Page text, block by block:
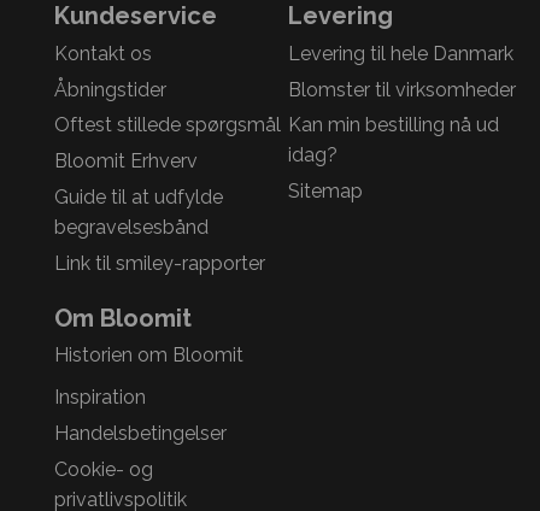
Kundeservice
Kontakt os
Åbningstider
Oftest stillede spørgsmål
Bloomit Erhverv
Guide til at udfylde
begravelsesbånd
Link til smiley-rapporter
Levering
Levering til hele Danmark
Blomster til virksomheder
Kan min bestilling nå ud
idag?
Sitemap
Om Bloomit
Historien om Bloomit
Inspiration
Handelsbetingelser
Cookie- og
privatlivspolitik